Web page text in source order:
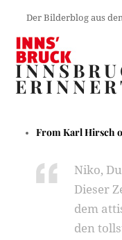
Der Bilderblog aus
FromKarl Hirsch
Niko,
Dieser
dem
den